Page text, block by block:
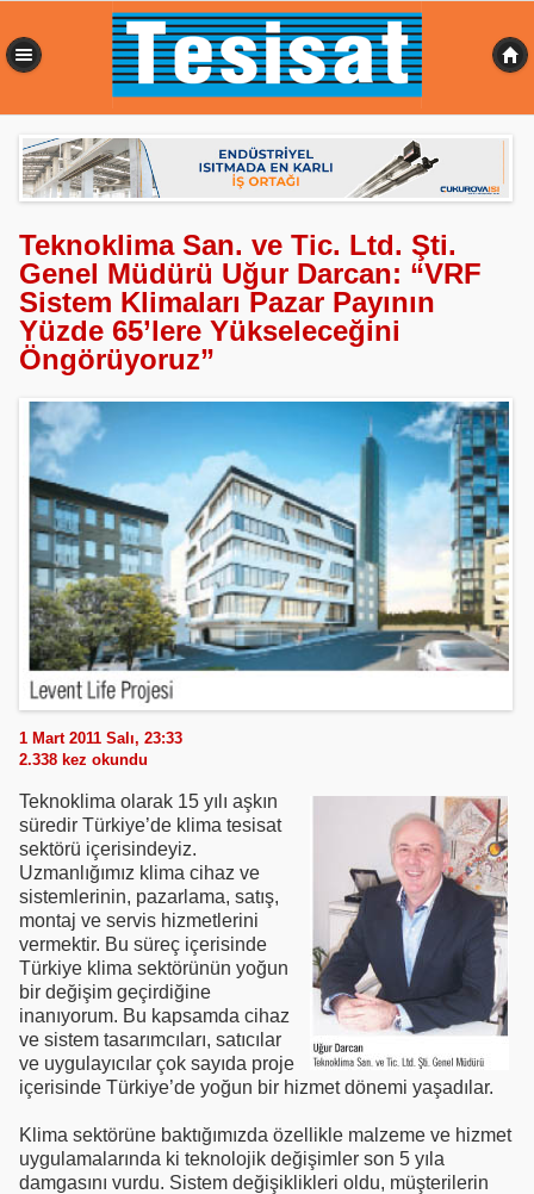
Teknoklima San. ve Tic. Ltd. Şti.
Genel Müdürü Uğur Darcan: “VRF
Sistem Klimaları Pazar Payının
Yüzde 65’lere Yükseleceğini
Öngörüyoruz”
1 Mart 2011 Salı, 23:33
2.338 kez okundu
Teknoklima olarak 15 yılı aşkın
süredir Türkiye’de klima tesisat
sektörü içerisindeyiz.
Uzmanlığımız klima cihaz ve
sistemlerinin, pazarlama, satış,
montaj ve servis hizmetlerini
vermektir. Bu süreç içerisinde
Türkiye klima sektörünün yoğun
bir değişim geçirdiğine
inanıyorum. Bu kapsamda cihaz
ve sistem tasarımcıları, satıcılar
ve uygulayıcılar çok sayıda proje
içerisinde Türkiye’de yoğun bir hizmet dönemi yaşadılar.
Klima sektörüne baktığımızda özellikle malzeme ve hizmet
uygulamalarında ki teknolojik değişimler son 5 yıla
damgasını vurdu. Sistem değişiklikleri oldu, müşterilerin
0,393 sn